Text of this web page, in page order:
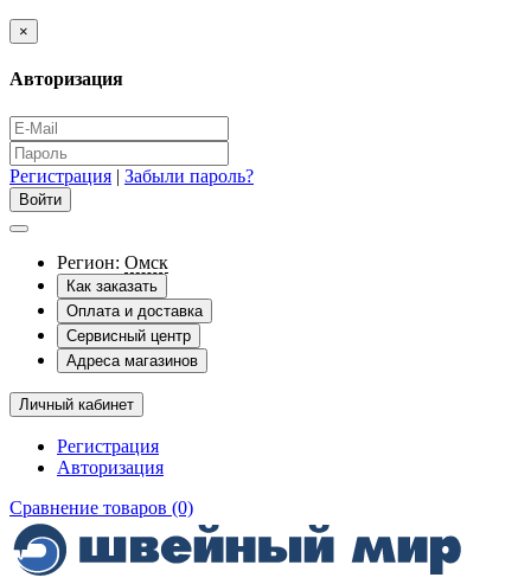
×
Авторизация
Регистрация | Забыли пароль?
Регион: Омск
Как заказать
Оплата и доставка
Сервисный центр
Адреса магазинов
Личный кабинет
Регистрация
Авторизация
Сравнение товаров (0)